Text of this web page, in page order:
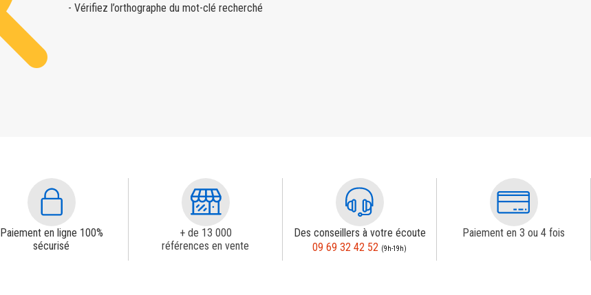
- Vérifiez l’orthographe du mot-clé recherché
Paiement en ligne 100%
sécurisé
+ de 13 000
références en vente
Des conseillers à votre écoute
09 69 32 42 52 (9h-19h)
Paiement en 3 ou 4 fois